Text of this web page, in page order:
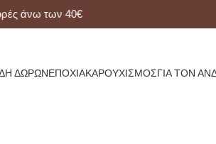
άνω των 40€
ΔΏΡΩΝΕΠΟΧΙΑΚΆΡΟΥΧΙΣΜΌΣΓΙΑ ΤΟΝ